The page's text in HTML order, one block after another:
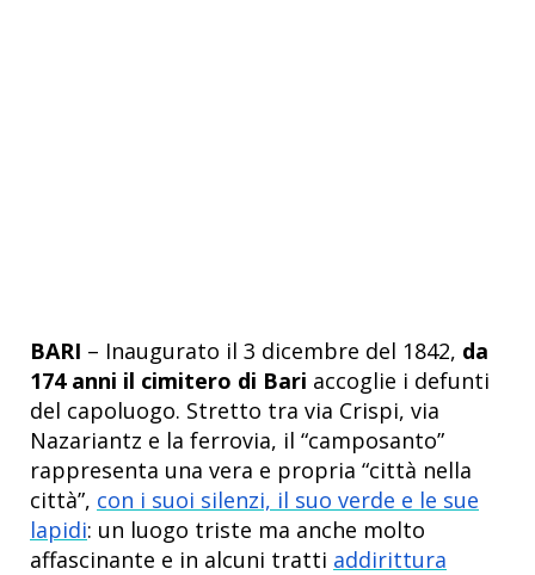
BARI – Inaugurato il 3 dicembre del 1842, da
174 anni il cimitero di Bari accoglie i defunti
del capoluogo. Stretto tra via Crispi, via
Nazariantz e la ferrovia, il “camposanto”
rappresenta una vera e propria “città nella
città”, con i suoi silenzi, il suo verde e le sue
lapidi: un luogo triste ma anche molto
affascinante e in alcuni tratti addirittura